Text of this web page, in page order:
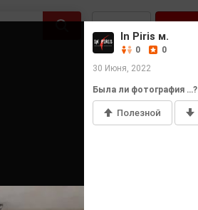
In Piris м.
0
0
30 Июня, 2022
Была ли фотография …?
Полезной